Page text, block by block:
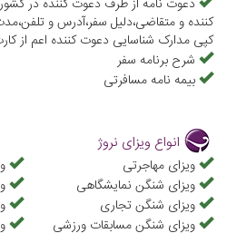
0217445 تماس حاصل فرمایید.
کننده و متقاضی،دلیل سفر،آدرس و
کپی مدارک شناسایی دعوت کننده اعم از
شرح برنامه سفر
بیمه نامه مسافرتی
انواع ویزای نروژ
ویزای مهاجرتی
ویزای شنگن نمایشگاهی
ویزای شنگن تجاری
ویزای شنگن مسابقات ورزشی